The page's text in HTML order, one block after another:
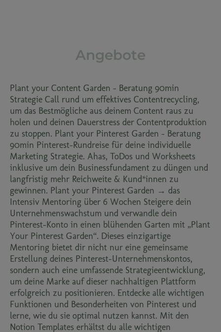
Angebote
Plant your Content Garden - Beratung 90min
Strategie Call rund um effektives Contentrecycling,
um das Bestmögliche aus deinem Content raus zu
holen und deinen Dauerstress der Contentproduktion
zu stoppen. Plant your Pinterest Garden - Beratung
90min Pinterest-Rundreise für deine individuelle
Marketing Strategie. Ahas, ToDos und Worksheets
inklusive um dein Businessfundament zu düngen und
langfristig mehr Reichweite & Kund*innen zu
gewinnen. Plant your Pinterest Garden → das
Intensiv Mentoring über 6 Wochen Steigere dein
Unternehmenswachstum und verwandle dein
Pinterest-Konto in einen blühenden Garten mit „Plant
Your Pinterest Garden“. Dieses einzigartige
Mentoring bietet dir nicht nur eine gemeinsame
Erstellung deines Pinterest-Unternehmenskontos,
sondern auch eine umfassende Strategieentwicklung,
um deine Marke auf dieser nachhaltigen Plattform
erfolgreich zu positionieren. Entdecke alle wichtigen
Funktionen und Besonderheiten von Pinterest und
lerne, wie du sie optimal nutzen kannst. Mit den
Notion Templates erhältst du alle wichtigen